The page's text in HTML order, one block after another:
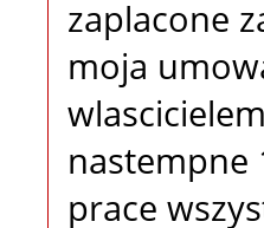
zaplacone
moja
nastempne
prace